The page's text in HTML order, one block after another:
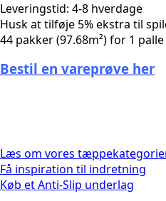
Leveringstid: 4-8 hverdage
Husk at tilføje 5% ekstra til
44 pakker (97.68m²) for 1
Bestil en vareprøve her
Læs om vores
Få inspiration til indretning
Køb et Anti-Slip underlag